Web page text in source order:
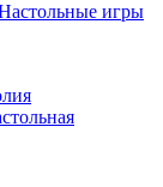
игры